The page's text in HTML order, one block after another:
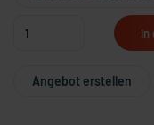
In
Angebot erstellen